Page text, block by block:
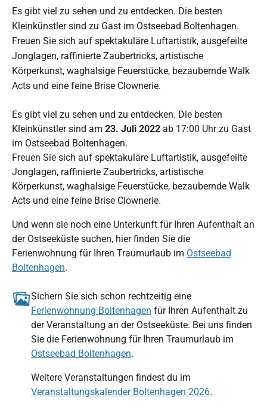
Es gibt viel zu sehen und zu entdecken. Die besten
Kleinkünstler sind zu Gast im Ostseebad Boltenhagen.
Freuen Sie sich auf spektakuläre Luftartistik, ausgefeilte
Jonglagen, raffinierte Zaubertricks, artistische
Körperkunst, waghalsige Feuerstücke, bezaubernde Walk
Acts und eine feine Brise Clownerie.
Es gibt viel zu sehen und zu entdecken. Die besten
Kleinkünstler sind am 23. Juli 2022 ab 17:00 Uhr zu Gast
im Ostseebad Boltenhagen.
Freuen Sie sich auf spektakuläre Luftartistik, ausgefeilte
Jonglagen, raffinierte Zaubertricks, artistische
Körperkunst, waghalsige Feuerstücke, bezaubernde Walk
Acts und eine feine Brise Clownerie.
Und wenn sie noch eine Unterkunft für Ihren Aufenthalt an
der Ostseeküste suchen, hier finden Sie die
Ferienwohnung für Ihren Traumurlaub im Ostseebad
Boltenhagen.
Sichern Sie sich schon rechtzeitig eine
Ferienwohnung Boltenhagen für Ihren Aufenthalt zu
der Veranstaltung an der Ostseeküste. Bei uns finden
Sie die Ferienwohnung für Ihren Traumurlaub im
Ostseebad Boltenhagen.
Weitere Veranstaltungen findest du im
Veranstaltungskalender Boltenhagen 2026.